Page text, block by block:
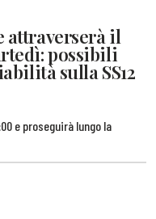
attraverserà il
possibili
sulla SS12
e proseguirà lungo la